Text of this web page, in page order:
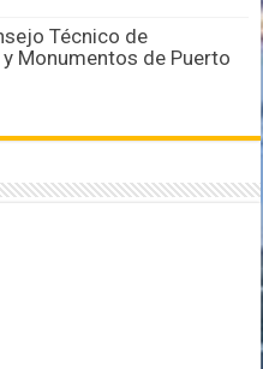
Técnico de
Monumentos de Puerto